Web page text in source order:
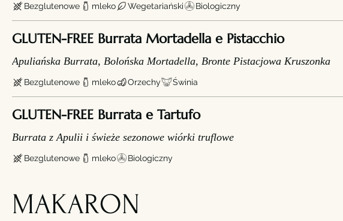
Bezglutenowe mleko Wegetariański Biologiczny
GLUTEN-FREE Burrata Mortadella e Pistacchio
Apuliańska Burrata, Bolońska Mortadella, Bronte Pistacjowa Kruszonka
Bezglutenowe mleko Orzechy Świnia
GLUTEN-FREE Burrata e Tartufo
Burrata z Apulii i świeże sezonowe wiórki truflowe
Bezglutenowe mleko Biologiczny
MAKARON